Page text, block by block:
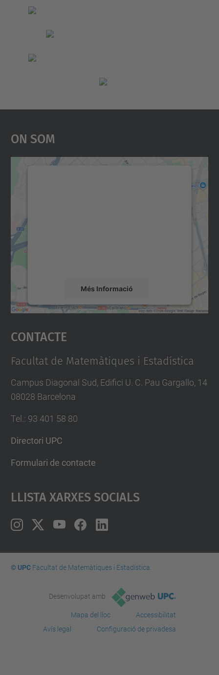
On Som
Més Informació
Accepta
powered by
Contacte
Facultat de Matemàtiques i Estadística
Campus Diagonal Sud, Edifici U. C. Pau Gargallo, 14
08028 Barcelona
Tel. : 93 401 58 80
Directori UPC
Formulari de contacte
Llista Xarxes Socials
© UPCFacultat de Matemàtiques i Estadí­stica.
Desenvolupat amb
Mapa del lloc
Accessibilitat
Avís legal
Configuració de privadesa